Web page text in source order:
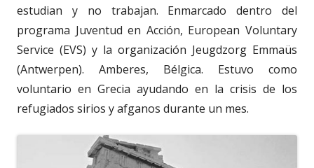
estudian y no trabajan. Enmarcado dentro del
programa Juventud en Acción, European Voluntary
Service (EVS) y la organización Jeugdzorg Emmaüs
(Antwerpen). Amberes, Bélgica. Estuvo como
voluntario en Grecia ayudando en la crisis de los
refugiados sirios y afganos durante un mes.